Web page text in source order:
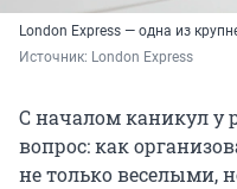
London Express — одна из
Источник: London Express
С началом каникул у
вопрос: как
не только веселыми,